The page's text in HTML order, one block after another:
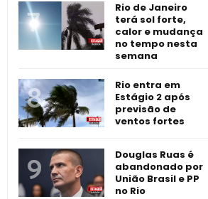
Rio de Janeiro
terá sol forte,
calor e mudança
no tempo nesta
semana
Rio entra em
Estágio 2 após
previsão de
ventos fortes
Douglas Ruas é
abandonado por
União Brasil e PP
no Rio